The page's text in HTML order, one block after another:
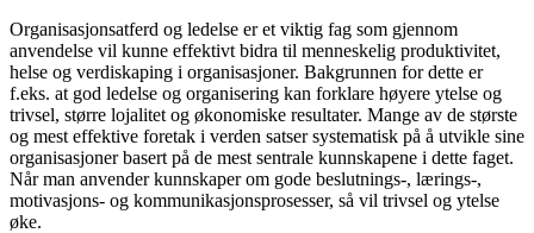
Organisasjonsatferd og ledelse er et viktig fag som gjennom
anvendelse vil kunne effektivt bidra til menneskelig produktivitet,
helse og verdiskaping i organisasjoner. Bakgrunnen for dette er
f.eks. at god ledelse og organisering kan forklare høyere ytelse og
trivsel, større lojalitet og økonomiske resultater. Mange av de største
og mest effektive foretak i verden satser systematisk på å utvikle sine
organisasjoner basert på de mest sentrale kunnskapene i dette faget.
Når man anvender kunnskaper om gode beslutnings-, lærings-,
motivasjons- og kommunikasjonsprosesser, så vil trivsel og ytelse
øke.